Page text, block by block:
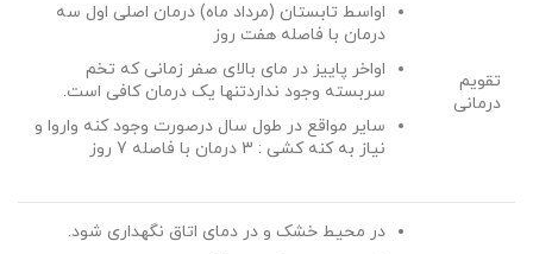
تقویم
درمانی
اواسط تابستان (مرداد ماه) درمان اصلی اول سه
درمان با فاصله هفت روز
اواخر پاییز در مای بالای صفر زمانی که تخم
سربسته وجود نداردتنها یک درمان کافی است.
سایر مواقع در طول سال درصورت وجود کنه واروا و
نیاز به کنه کشی : 3 درمان با فاصله 7 روز
در محیط خشک و در دمای اتاق نگهداری شود.